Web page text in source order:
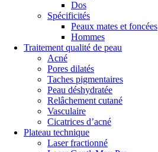
Dos
Spécificités
Peaux mates et foncées
Hommes
Traitement qualité de peau
Acné
Pores dilatés
Taches pigmentaires
Peau déshydratée
Relâchement cutané
Vasculaire
Cicatrices d’acné
Plateau technique
Laser fractionné